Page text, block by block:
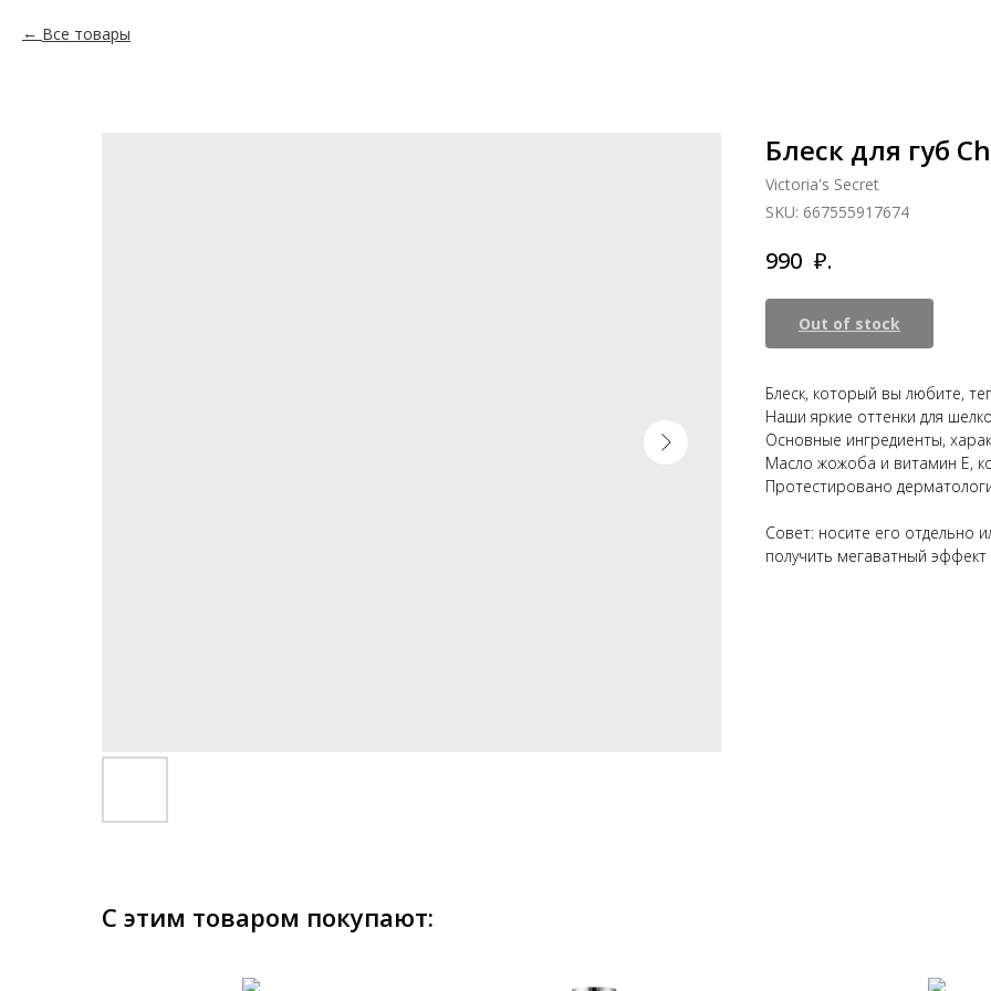
Все товары
Блеск для губ
Victoria's Secret
SKU: 667555917674
990 ₽.
Out of stock
Блеск, который вы любите,
Наши яркие оттенки для
Основные ингредиенты,
Масло жожоба и витамин Е,
Протестировано
Совет: носите его отдельно
получить мегаватный эффект
С этим товаром покупают: